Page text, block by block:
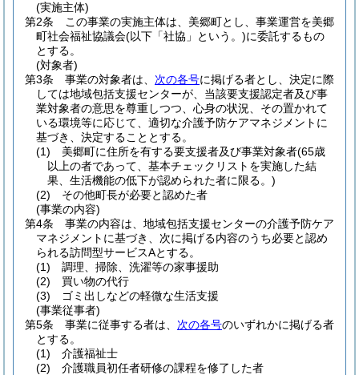
(実施主体)
第2条
この事業の実施主体は、美郷町とし、事業運営を美郷
町社会福祉協議会(以下「社協」という。)に委託するもの
とする。
(対象者)
第3条
事業の対象者は、 次の各号に掲げる者とし、決定に際
しては地域包括支援センターが、当該要支援認定者及び事
業対象者の意思を尊重しつつ、心身の状況、その置かれて
いる環境等に応じて、適切な介護予防ケアマネジメントに
基づき、決定することとする。
(1)
美郷町に住所を有する要支援者及び事業対象者(65歳
以上の者であって、基本チェックリストを実施した結
果、生活機能の低下が認められた者に限る。)
(2)
その他町長が必要と認めた者
(事業の内容)
第4条
事業の内容は、地域包括支援センターの介護予防ケア
マネジメントに基づき、次に掲げる内容のうち必要と認め
られる訪問型サービスAとする。
(1)
調理、掃除、洗濯等の家事援助
(2)
買い物の代行
(3)
ゴミ出しなどの軽微な生活支援
(事業従事者)
第5条
事業に従事する者は、 次の各号のいずれかに掲げる者
とする。
(1)
介護福祉士
(2)
介護職員初任者研修の課程を修了した者